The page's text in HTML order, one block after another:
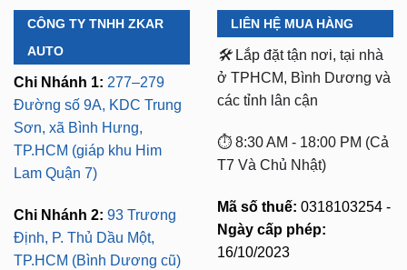
CÔNG TY TNHH ZKAR
AUTO
Chi Nhánh 1: 277–279
Đường số 9A, KDC Trung
Sơn, xã Bình Hưng,
TP.HCM (giáp khu Him
Lam Quận 7)
Chi Nhánh 2: 93 Trương
Định, P. Thủ Dầu Một,
TP.HCM (Bình Dương cũ)
LIÊN HỆ MUA HÀNG
🛠️ Lắp đặt tận nơi, tại nhà
ở TPHCM, Bình Dương và
các tỉnh lân cận
⏱️ 8:30 AM - 18:00 PM (Cả
T7 Và Chủ Nhật)
Mã số thuế: 0318103254 -
Ngày cấp phép:
16/10/2023